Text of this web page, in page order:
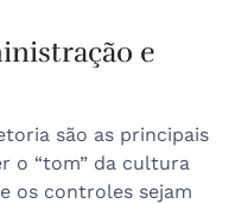
e
são as principais
o “tom” da cultura
os controles sejam